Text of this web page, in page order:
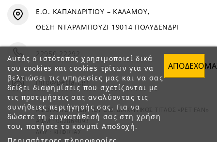
Αυτός ο ιστότοπος χρησιμοποιεί δικά
του cookies και cookies τρίτων για να
βελτιώσει τις υπηρεσίες μας και να σας
δείξει διαφημίσεις που σχετίζονται με
τις προτιμήσεις σας αναλύοντας τις
συνήθειες περιήγησής σας. Για να
δώσετε τη συγκατάθεσή σας στη χρήση
του, πατήστε το κουμπί Αποδοχή.
Περισσότερες πληροφορίες
Ε.Ο. ΚΑΠΑΝΔΡΙΤΙΟΥ – ΚΑΛΑΜΟΥ,
ΘΕΣΗ ΝΤΑΡΑΜΠΟΥΖΙ 19014 ΠΟΛΥΔΕΝΔΡΙ
22950 22292
info@petfan.gr
ΑΦΟΙ ΧΑΤΖΗΓΕΩΡΓΙΟΥ Ο.Ε. ΔΙΑΚΡΙΤΙΚΟΣ ΤΙΤΛΟΣ «PET FAN»
ΑΦΜ : 082864093
ΔΟΥ : ΚΗΦΙΣΙΑΣ